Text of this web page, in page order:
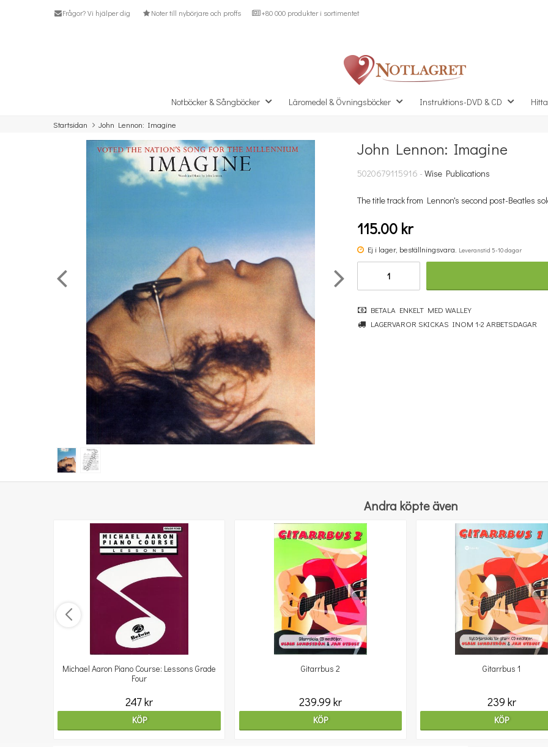
Frågor? Vi hjälper dig Noter till nybörjare och proffs +80 000 produkter i sortimentet
Notböcker & Sångböcker Läromedel & Övningsböcker Instruktions-DVD & CD
Startsidan John Lennon: Imagine
Missa inte detta...
Paul De Senneville: Ballade Pour Adeline
John Lennon: Imagine
5020679115916 - Wise Publications
The title track from Lennon's second post-Beatles
115.00 kr
Ej i lager, beställningsvara. Leveranstid 5-10 dagar
BETALA ENKELT MED WALLEY
LAGERVAROR SKICKAS INOM 1-2 ARBETSDAGAR
Andra köpte även
Michael Aaron Piano Course: Lessons Grade
Four
247 kr
KÖP
Gitarrbus 2
239.99 kr
KÖP
Gitarrbus 1
239 kr
KÖP